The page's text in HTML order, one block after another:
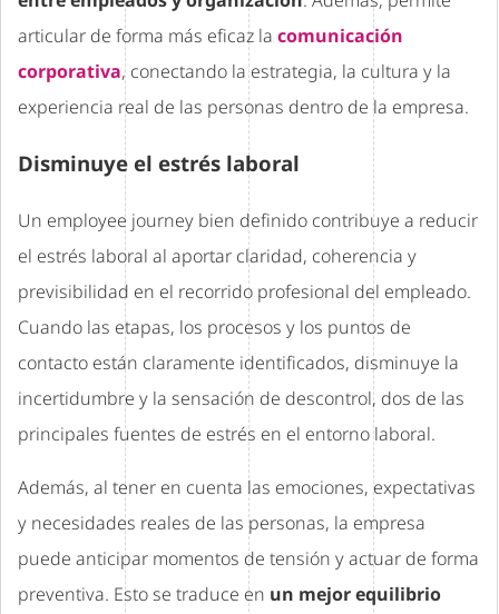
articular de forma más eficaz la comunicación
corporativa, conectando la estrategia, la cultura y la
experiencia real de las personas dentro de la empresa.
Disminuye el estrés laboral
Un employee journey bien definido contribuye a reducir
el estrés laboral al aportar claridad, coherencia y
previsibilidad en el recorrido profesional del empleado.
Cuando las etapas, los procesos y los puntos de
contacto están claramente identificados, disminuye la
incertidumbre y la sensación de descontrol, dos de las
principales fuentes de estrés en el entorno laboral.
Además, al tener en cuenta las emociones, expectativas
y necesidades reales de las personas, la empresa
puede anticipar momentos de tensión y actuar de forma
preventiva. Esto se traduce en un mejor equilibrio